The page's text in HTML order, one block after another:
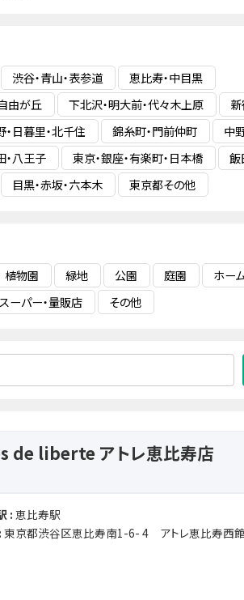
渋谷・青山・表参道
恵比寿・中目黒
由が丘
下北沢・明大前・代々木上原
・日暮里・北千住 錦糸町・門前仲町
中
・八王子 東京・銀座・有楽町・日本橋
飯
目黒・赤坂・六本木 東京都その他
植物園 緑地 公園 庭園 ホー
スーパー・量販店 その他
liberte アトレ恵比寿店
: 恵比寿駅
東京都渋谷区恵比寿南1-6- 4 アトレ恵比寿西